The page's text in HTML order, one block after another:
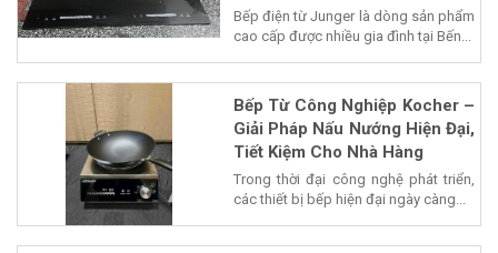
Bếp điện từ Junger là dòng sản phẩm
cao cấp được nhiều gia đình tại Bến...
Bếp Từ Công Nghiệp Kocher –
Giải Pháp Nấu Nướng Hiện Đại,
Tiết Kiệm Cho Nhà Hàng
Trong thời đại công nghệ phát triển,
các thiết bị bếp hiện đại ngày càng...